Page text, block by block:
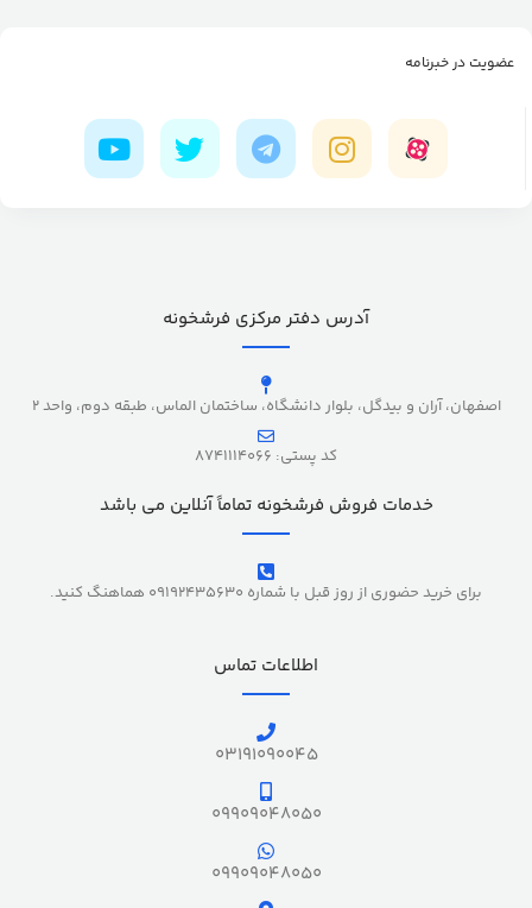
عضویت در خبرنامه
آدرس دفتر مرکزی فرشخونه
اصفهان، آران و بیدگل، بلوار دانشگاه، ساختمان الماس، طبقه دوم، واحد 2
کد پستی: 8741114066
خدمات فروش فرشخونه تماماً آنلاین می باشد
برای خرید حضوری از روز قبل با شماره 09192435630 هماهنگ کنید.
اطلاعات تماس
03191090045
09909048050
09909048050